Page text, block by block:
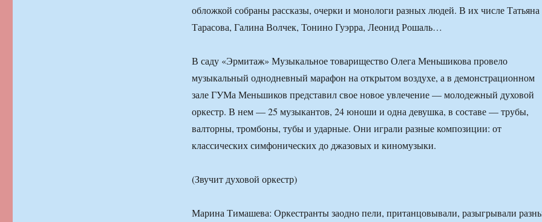
обложкой собраны рассказы, очерки и монологи разных людей. В их числе Татьяна
Тарасова, Галина Волчек, Тонино Гуэрра, Леонид Рошаль…
В саду «Эрмитаж» Музыкальное товарищество Олега Меньшикова провело
музыкальный однодневный марафон на открытом воздухе, а в демонстрационном
зале ГУМа Меньшиков представил свое новое увлечение — молодежный духовой
оркестр. В нем — 25 музыкантов, 24 юноши и одна девушка, в составе — трубы,
валторны, тромбоны, тубы и ударные. Они играли разные композиции: от
классических симфонических до джазовых и киномузыки.
(Звучит духовой оркестр)
Марина Тимашева: Оркестранты заодно пели, пританцовывали, разыгрывали